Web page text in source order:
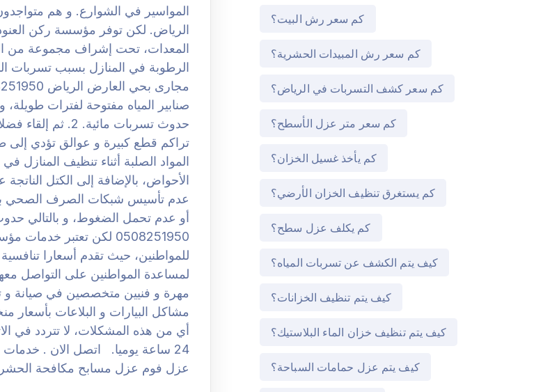
المواسير في الشوارع. و هم
الرياض. لكن توفر مؤسسة ركن
المعدات، تحت إشراف مجموعة من
الرطوبة في المنازل بسبب تسربات
صنابير المياه مفتوحة لفترات
حدوث تسربات
عدم تأسيس شبكات الصرف الصحي
أو عدم تحمل الضغوط، و بالتالي
0508251950 لكن تعتبر
للمواطنين، حيث تقدم أسعارا تنافسية
لمساعدة المواطنين على التواصل
مهرة و فنيين متخصصين في صيانة و
مشاكل البيارات و البلاعات
أي من هذه المشكلات، لا تتردد في
24 ساعة يوميا. اتصل الان .
عزل فوم عزل مسابح مكافحة
كم سعر رش البيت؟
كم سعر رش المبيدات الحشرية؟
كم سعر كشف التسربات في الرياض؟
كم سعر متر عزل الأسطح؟
كم يأخذ غسيل الخزان؟
كم يستغرق تنظيف الخزان الأرضي؟
كم يكلف عزل سطح؟
كيف يتم الكشف عن تسربات المياه؟
كيف يتم تنظيف الخزانات؟
كيف يتم تنظيف خزان الماء البلاستيك؟
كيف يتم عزل حمامات السباحة؟